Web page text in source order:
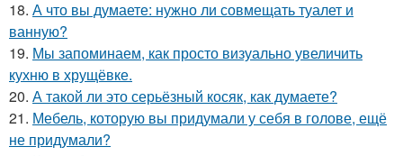
18. А что вы думаете: нужно ли совмещать туалет и
ванную?
19. Мы запоминаем, как просто визуально увеличить
кухню в хрущёвке.
20. А такой ли это серьёзный косяк, как думаете?
21. Мебель, которую вы придумали у себя в голове, ещё
не придумали?